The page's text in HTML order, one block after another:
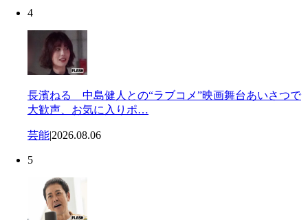
4
長濱ねる 中島健人との“ラブコメ”映画舞台あいさつで
大歓声、お気に入りポ…
芸能|2026.08.06
5